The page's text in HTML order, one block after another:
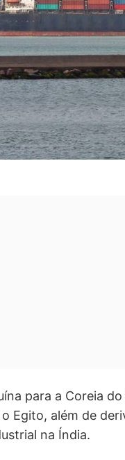
para a Coreia
Egito, além de
na Índia.